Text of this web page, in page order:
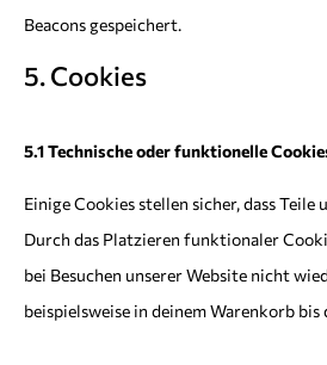
Beacons gespeichert.
5. Cookies
5.1 Technische oder funktionelle
Einige Cookies stellen sicher, dass
Durch das Platzieren funktionaler
bei Besuchen unserer Website nicht
beispielsweise in deinem Warenkorb